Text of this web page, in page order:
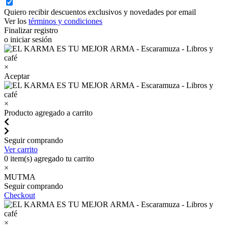
Quiero recibir descuentos exclusivos y novedades por email
Ver los términos y condiciones
Finalizar registro
o iniciar sesión
×
Aceptar
×
Producto agregado a carrito
Seguir comprando
Ver carrito
0 item(s) agregado tu carrito
×
MUTMA
Seguir comprando
Checkout
×